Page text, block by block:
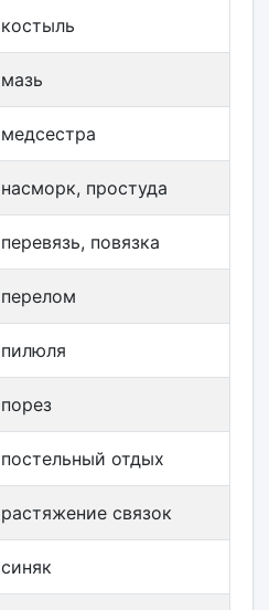
костыль
мазь
медсестра
насморк, простуда
перевязь, повязка
перелом
пилюля
порез
постельный отдых
растяжение связок
синяк